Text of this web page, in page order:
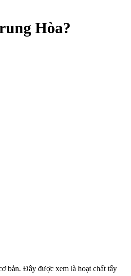
Hòa?
bản. Đây được xem là hoạt chất tẩy